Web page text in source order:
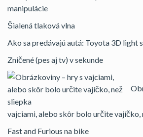
manipulácie
Šialená tlaková vlna
Ako sa predávajú autá: Toyota 3D light
Zničené (pes aj tv) v sekunde
vajciami, alebo skôr bolo určite vajíčko,
Fast and Furious na bike